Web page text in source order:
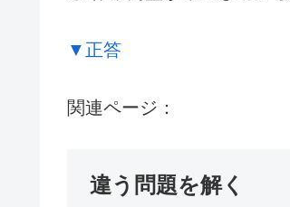
▼正答
関連ページ：
違う問題を解く